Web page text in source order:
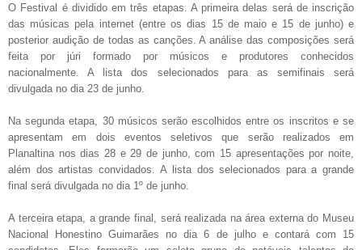
O Festival é dividido em três etapas. A primeira delas será de inscrição
das músicas pela internet (entre os dias 15 de maio e 15 de junho)e
posterior audição de todas as canções. A análise das composições será
feita por júri formado por músicos e produtores conhecidos
nacionalmente. A lista dos selecionados para as semifinais será
divulgada no dia 23 de junho.
Na segunda etapa, 30 músicos serão escolhidos entre os inscritos e se
apresentam em dois eventos seletivos que serão realizados em
Planaltina nos dias 28 e 29 de junho,com 15 apresentações por noite,
além dos artistas convidados .A lista dos selecionados para a grande
final será divulgada no dia 1º de junho.
A terceira etapa, a grande final, será realizada na área externa do Museu
Nacional Honestino Guimarães no dia 6 de julho e contará com 15